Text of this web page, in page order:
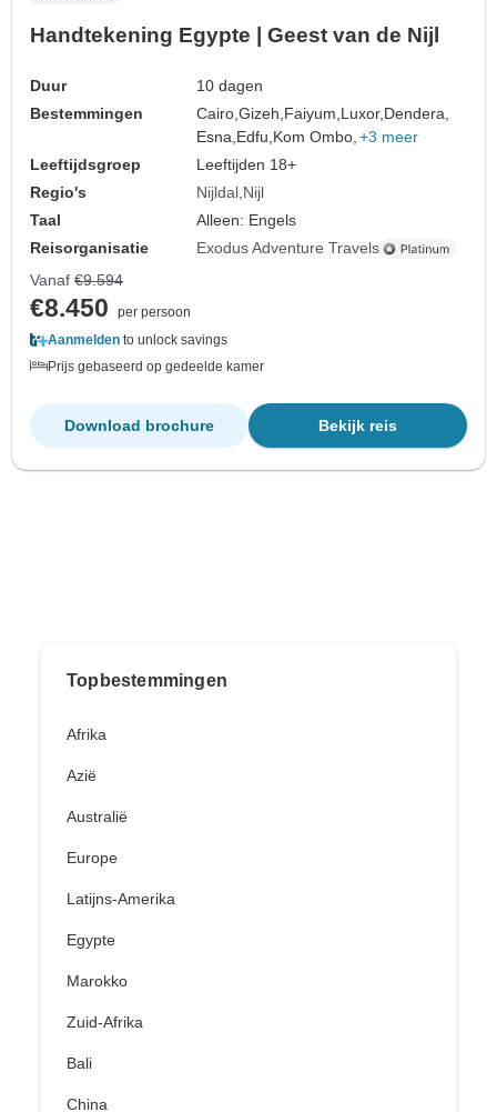
Handtekening Egypte | Geest van de Nijl
Duur
10 dagen
Bestemmingen
Cairo,Gizeh, Faiyum, Luxor, Dendera,
Esna, Edfu, Kom Ombo, +3 meer
Leeftijdsgroep
Leeftijden 18+
Regio's
Nijldal Nijl
Taal
Alleen: Engels
Reisorganisatie
Exodus Adventure Travels
Vanaf €9.594
€8.450
per persoon
Aanmelden to unlock savings
Prijs gebaseerd op gedeelde kamer
Bekijk reis
Download brochure
Topbestemmingen
Afrika
Azië
Australië
Europe
Latijns-Amerika
Egypte
Marokko
Zuid-Afrika
Bali
China